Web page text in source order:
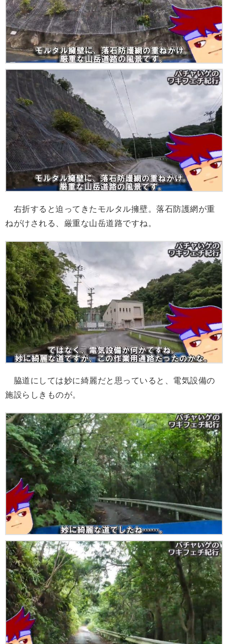
右折すると迫ってきたモルタル擁壁。落石防護網が重
ねがけされる、厳重な山岳道路ですね。
脇道にしては妙に綺麗だと思っていると、電気設備の
施設らしきものが。